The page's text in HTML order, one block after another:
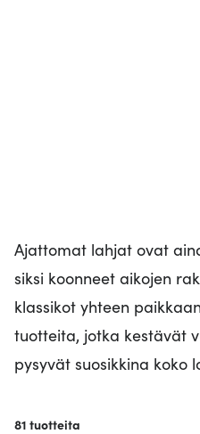
Ajattomat lahjat ovat
siksi koonneet aikojen
klassikot yhteen
tuotteita, jotka kestävät
pysyvät suosikkina koko
81 tuotteita